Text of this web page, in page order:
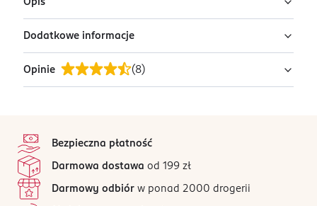
Opis
Bransoleta.
Dodatkowe informacje
PRODUCENT/PODMIOT ODPOWIEDZIALNY
Avanti - Marczyk Sp.J.
Łódź
avanti@avantifashion.com
426407210
CN-Chiny
Opinie (8)
Wszystkie opinie są zweryfikowane zakupem.
Bezpieczna płatność
Darmowa dostawa od 199 zł
Darmowy odbiór w ponad 2000 drogerii